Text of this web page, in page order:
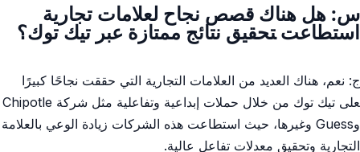
س: هل هناك⁣ قصص نجاح لعلامات تجارية
استطاعت ‍تحقيق نتائج ⁣ممتازة عبر⁤ تيك توك؟
ج: نعم، هناك العديد من العلامات التجارية التي ‌حققت نجاحًا كبيرًا
‍على تيك توك من خلال حملات إبداعية وتفاعلية مثل ​شركة Chipotle
وGuess وغيرها، حيث استطاعت هذه الشركات ⁤زيادة الوعي بالعلامة
التجارية​ وتحقيق معدلات تفاعل عالية.